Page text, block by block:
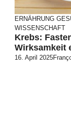
ERNÄHRUNG
WISSENSCHAFT
Krebs:
Wirksamkeit
16. April 2025